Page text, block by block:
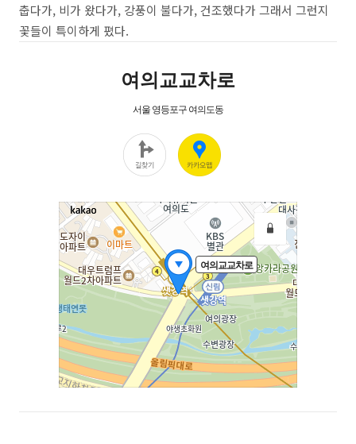
춥다가, 비가 왔다가, 강풍이 불다가, 건조했다가 그래서 그런지
꽃들이 특이하게 폈다.